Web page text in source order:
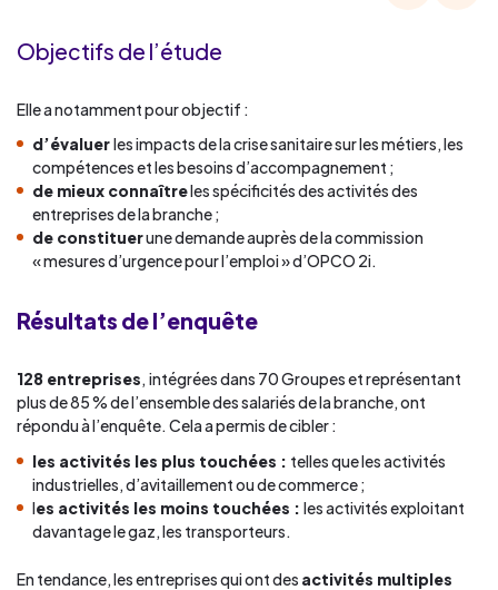
Objectifs de l’étude
Elle a notamment pour objectif :
d’évaluerles impacts de la crise sanitaire sur les métiers, les
compétences et les besoins d’accompagnement ;
de mieux connaîtreles spécificités des activités des
entreprises de la branche ;
de constituerune demande auprès de la commission
« mesures d’urgence pour l’emploi » d’OPCO 2i.
Résultats de l’enquête
128 entreprises, intégrées dans 70 Groupes et représentant
plus de 85 % de l’ensemble des salariés de la branche, ont
répondu à l’enquête. Cela a permis de cibler :
les activités les plus touchées : telles que les activités
industrielles, d’avitaillement ou de commerce ;
les activités les moins touchées : les activités exploitant
davantage le gaz, les transporteurs.
En tendance, les entreprises qui ont des activités multiples